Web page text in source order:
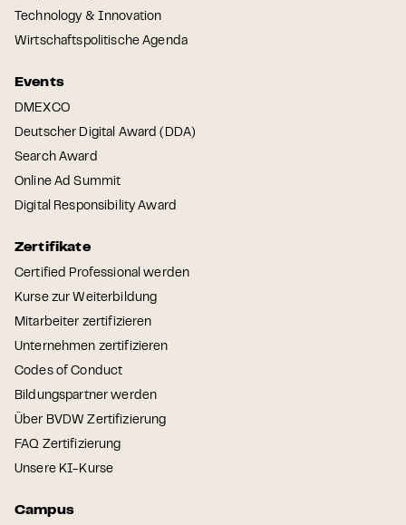
Technology & Innovation
Wirtschaftspolitische Agenda
Events
DMEXCO
Deutscher Digital Award (DDA)
Search Award
Online Ad Summit
Digital Responsibility Award
Zertifikate
Certified Professional werden
Kurse zur Weiterbildung
Mitarbeiter zertifizieren
Unternehmen zertifizieren
Codes of Conduct
Bildungspartner werden
Über BVDW Zertifizierung
FAQ Zertifizierung
Unsere KI-Kurse
Campus